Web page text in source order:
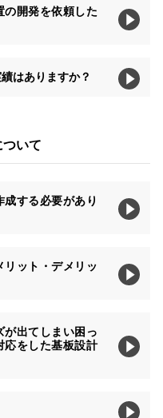
の開発を依頼した
はありますか？
ついて
する必要があり
リット・デメリッ
が出てしまい困っ
応をした基板設計